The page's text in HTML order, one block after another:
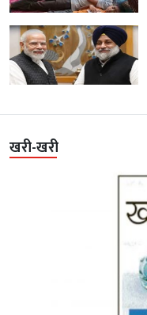
खरी-खरी